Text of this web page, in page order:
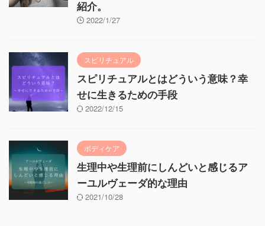
紹介。
2022/1/27
スピリチュアル
スピリチュアルとはどういう意味？幸
せに生きるための手段
2022/12/15
ボディケア
生理中や生理前にしんどいと感じるア
ーユルヴェーダ的な理由
2021/10/28